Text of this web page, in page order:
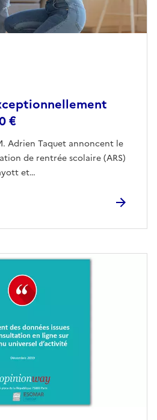
€
Adrien Taquet annoncent le
de rentrée scolaire (ARS)
et…